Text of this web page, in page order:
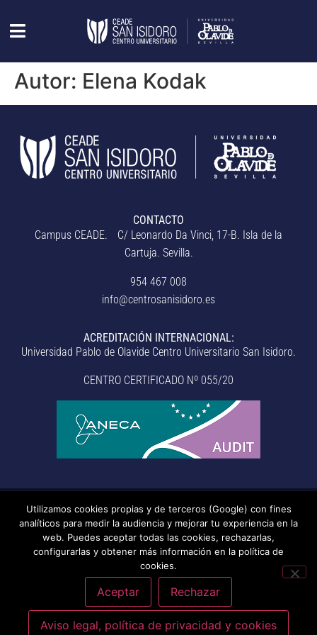
Autor: Elena Kodak
CONTACTO
Campus CEADE. C/ Leonardo Da Vinci, 17-B. Isla de la
Cartuja. Sevilla.
954 467 008
info@centrosanisidoro.es
ACREDITACIÓN INTERNACIONAL:
Universidad Pablo de Olavide Centro Universitario San Isidoro.
CENTRO CERTIFICADO Nº 055/20
© Centro Universitario San Isidoro (Sevilla), adscrito a la
Universidad Pablo de Olavide de Sevilla.– Aviso legal, política de
privacidad, uso de cookies, medidas de seguridad, código de
– Sistema interno de información –
Última
actualización: 20/07/2026
Utilizamos cookies propias y de terceros (Google) con fines
analíticos para medir la audiencia y mejorar tu experiencia en la
web. Puedes aceptar todas las cookies, rechazarlas,
configurarlas y obtener más información en la política de
cookies.
Aceptar Rechazar
Aviso legal, política de privacidad y cookies